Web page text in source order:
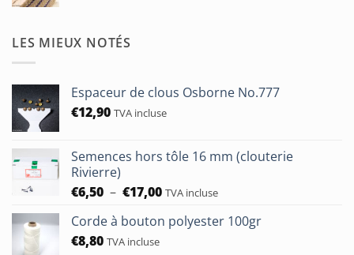
LES MIEUX NOTÉS
Espaceur de clous Osborne No.777
€12,90 TVA incluse
Semences hors tôle 16 mm (clouterie
Rivierre)
€6,50 – €17,00Plage
prix :
TVA incluse
Corde à bouton polyester 100gr
€8,80 TVA incluse